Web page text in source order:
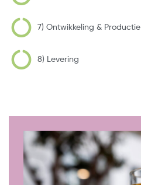
7) Ontwikkeling & Productie
8) Levering